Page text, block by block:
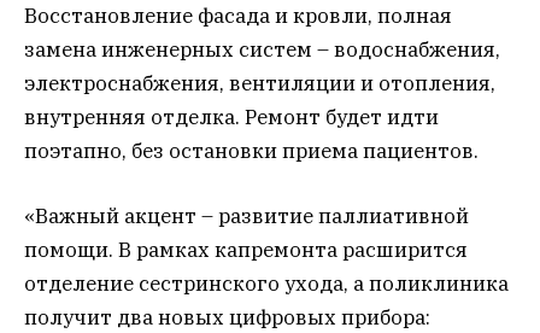
Восстановление фасада и кровли, полная
замена инженерных систем – водоснабжения,
электроснабжения, вентиляции и отопления,
внутренняя отделка. Ремонт будет идти
поэтапно, без остановки приема пациентов.
«Важный акцент – развитие паллиативной
помощи. В рамках капремонта расширится
отделение сестринского ухода, а поликлиника
получит два новых цифровых прибора: